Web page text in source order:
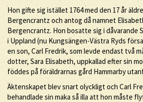
Hon gifte sig istället 1764 med den 17 år
Bergencrantz och antog då namnet
Bergencrantz. Hon bosatte sig i dåvarande
i Uppland (nu Kungsängen-Västra Ryds
en son, Carl Fredrik, som levde endast två
dotter, Sara Elisabeth, uppkallad efter sin
föddes på föräldrarnas gård Hammarby
Äktenskapet blev snart olyckligt och Carl
behandlade sin maka så illa att hon måste